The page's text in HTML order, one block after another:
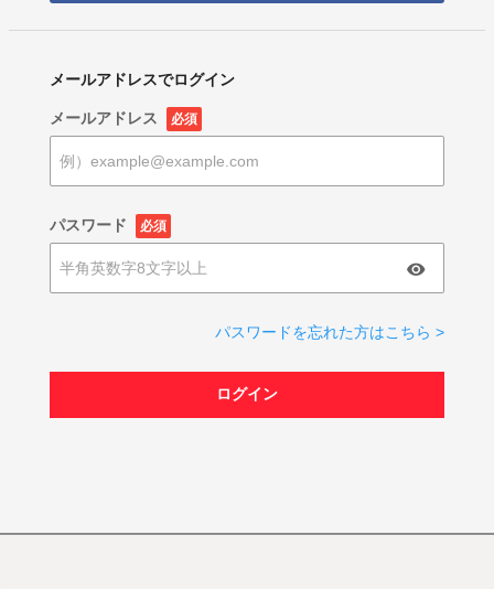
メールアドレスでログイン
メールアドレス 必須
パスワード 必須
パスワードを忘れた方はこちら >
ログイン